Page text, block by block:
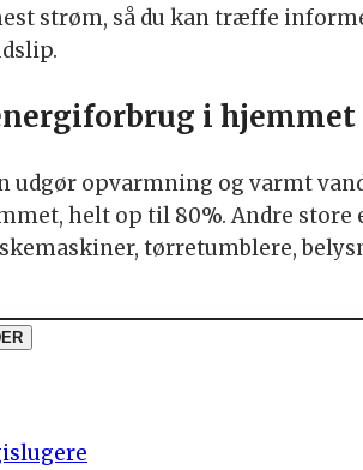
strøm, så du kan træffe
i hjemmet
udgør opvarmning og varmt
helt op til 80%. Andre
tørretumblere,